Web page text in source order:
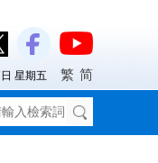
日 星期五 繁 简